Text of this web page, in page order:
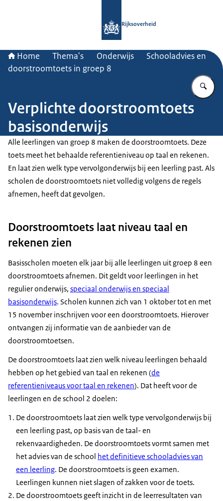
Rijksoverheid
Home Thema's Onderwijs
Schooladvies en
doorstroomtoets in groep 8
Verplichte doorstroomtoets
basisonderwijs
Alle leerlingen van groep 8 maken de doorstroomtoets. Deze
toets meet het behaalde referentieniveau op taal en rekenen.
En laat zien welk type vervolgonderwijs bij een leerling past. Als
scholen de doorstroomtoets niet volledig volgens de regels
afnemen, heeft dat gevolgen.
Doorstroomtoets laat niveau taal en
rekenen zien
Basisscholen moeten elk jaar bij alle leerlingen uit groep 8 een
doorstroomtoets afnemen. Dit geldt voor leerlingen in het
regulier onderwijs, speciaal onderwijs en speciaal
basisonderwijs. Scholen kunnen zich van 1 oktober tot en met
15 november inschrijven voor een doorstroomtoets. Hierover
ontvangen zij informatie van de aanbieder van de
doorstroomtoetsen.
De doorstroomtoets laat zien welk niveau leerlingen behaald
hebben op het gebied van taal en rekenen (de
referentieniveaus voor taal en rekenen). Dat heeft voor de
leerlingen en de school 2 doelen:
De doorstroomtoets laat zien welk type vervolgonderwijs bij
een leerling past, op basis van de taal- en
rekenvaardigheden. De doorstroomtoets vormt samen met
het advies van de school het definitieve schooladvies van
een leerling. De doorstroomtoets is geen examen.
Leerlingen kunnen niet slagen of zakken voor de toets.
De doorstroomtoets geeft inzicht in de leerresultaten van